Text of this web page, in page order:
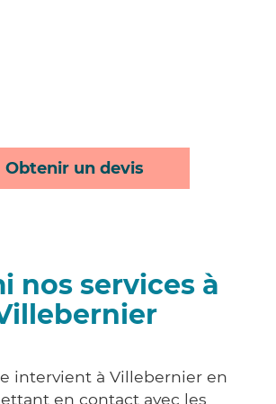
Obtenir un devis
nos services à
intervient à Villebernier en
en contact avec les